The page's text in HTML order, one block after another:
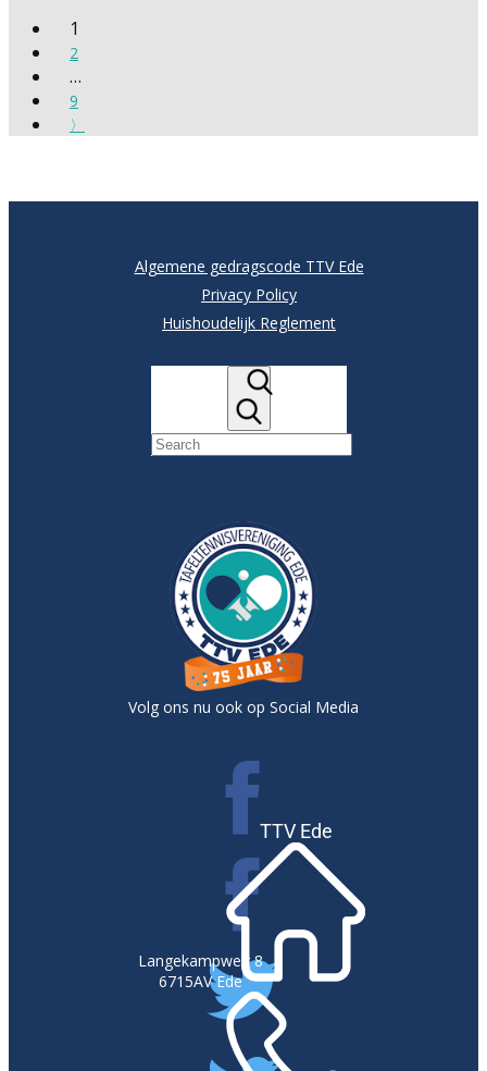
1
2
…
9
〉
Algemene gedragscode TTV Ede
Privacy Policy
Huishoudelijk Reglement
Volg ons nu ook op Social Media
TTV Ede
Langekampweg 8
6715AV Ede